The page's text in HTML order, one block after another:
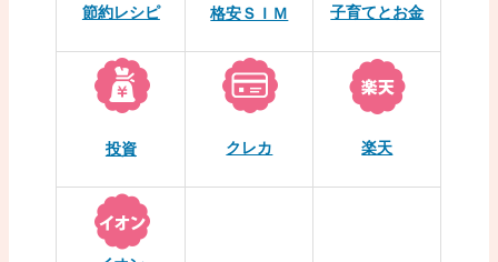
節約レシピ 格安ＳＩＭ 子育てとお金
投資 クレカ 楽天